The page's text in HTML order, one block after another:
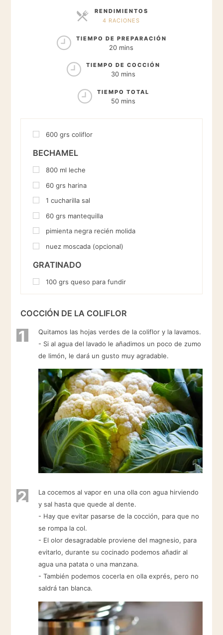
RENDIMIENTOS
4 RACIONES
TIEMPO DE PREPARACIÓN
20 mins
TIEMPO DE COCCIÓN
30 mins
TIEMPO TOTAL
50 mins
600 grs coliflor
BECHAMEL
800 ml leche
60 grs harina
1 cucharilla sal
60 grs mantequilla
pimienta negra recién molida
nuez moscada (opcional)
GRATINADO
100 grs queso para fundir
COCCIÓN DE LA COLIFLOR
1
Quitamos las hojas verdes de la coliflor y la lavamos.
- Si al agua del lavado le añadimos un poco de zumo
de limón, le dará un gusto muy agradable.
2
La cocemos al vapor en una olla con agua hirviendo
y sal hasta que quede al dente.
- Hay que evitar pasarse de la cocción, para que no
se rompa la col.
- El olor desagradable proviene del magnesio, para
evitarlo, durante su cocinado podemos añadir al
agua una patata o una manzana.
- También podemos cocerla en olla exprés, pero no
saldrá tan blanca.